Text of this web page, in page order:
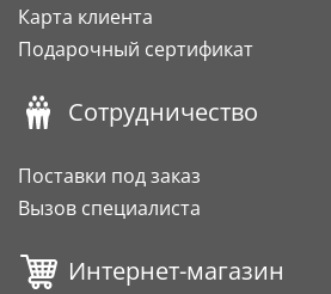
Карта клиента
Подарочный сертификат
Сотрудничество
Поставки под заказ
Вызов специалиста
Интернет-магазин